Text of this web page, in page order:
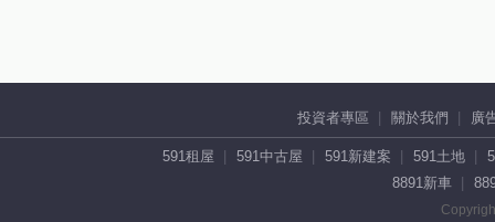
投資者專區 關於我們 廣
591租屋 591中古屋 591新建案 591土地
8891新車